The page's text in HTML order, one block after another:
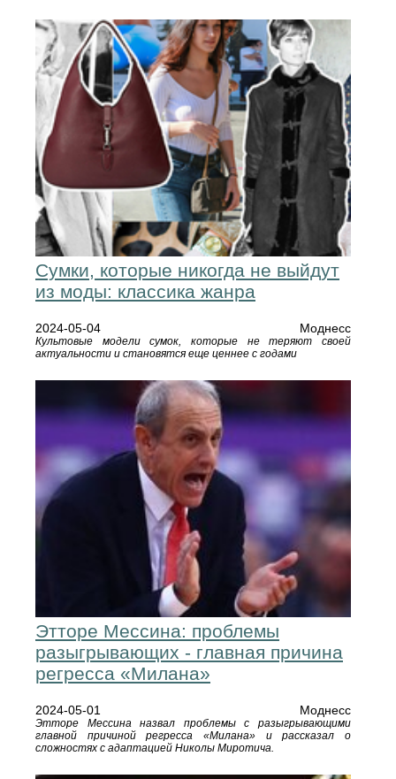
Сумки, которые никогда не выйдут
из моды: классика жанра
2024-05-04 Моднесс
Культовые модели сумок, которые не теряют своей
актуальности и становятся еще ценнее с годами
Этторе Мессина: проблемы
разыгрывающих - главная причина
регресса «Милана»
2024-05-01 Моднесс
Этторе Мессина назвал проблемы с разыгрывающими
главной причиной регресса «Милана» и рассказал о
сложностях с адаптацией Николы Миротича.